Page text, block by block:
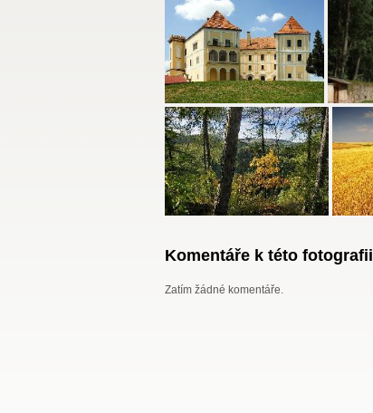
Komentáře k této fotografii
Zatím žádné komentáře.